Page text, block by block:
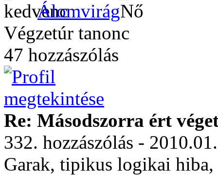
Álomvirág
Végzetúr tanonc
47 hozzászólás
Re: Másodszorra ért
332. hozzászólás -
Garak, tipikus logikai